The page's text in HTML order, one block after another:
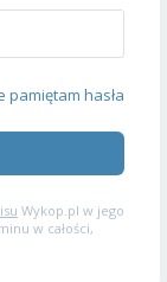
pamiętam hasła
Wykop.pl w jego
w całości,